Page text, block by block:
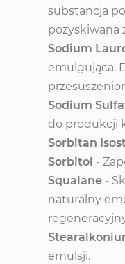
substancja
pozyskiwana
Sodium
emulgująca.
Sodium
do produkcji
Sorbitan
Sorbitol -
Squalane -
naturalny
emulsji.